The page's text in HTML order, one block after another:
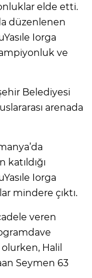
elde etti.
düzenlenen
Iorga
ve
Belediyesi
arenada
Iorga
mindere çıktı.
veren
Halil
Seymen 63